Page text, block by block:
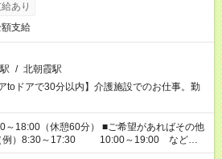
あり
支給
/ 北朝霞駅
toドアで30分以内】介護施設でのお仕事。勤
休憩60分） ■ご希望があればその他
例）8:30～17:30 10:00～19:00 など
合わせたい」 「できれば残業はしたくない」